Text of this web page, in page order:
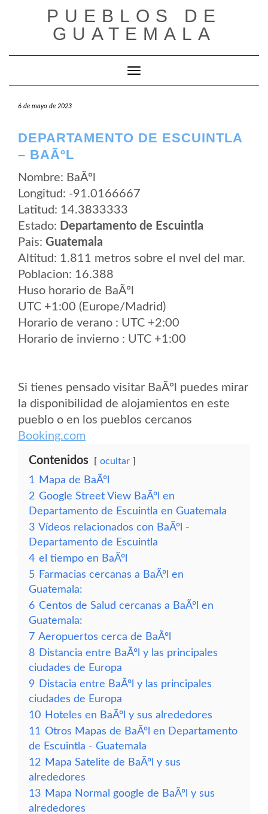
PUEBLOS DE
GUATEMALA
Cambiar modo de navegación
6 de mayo de 2023
DEPARTAMENTO DE ESCUINTLA
– BAÃºL
Nombre: BaÃºl
Longitud: -91.0166667
Latitud: 14.3833333
Estado: Departamento de Escuintla
Pais: Guatemala
Altitud: 1.811 metros sobre el nvel del mar.
Poblacion: 16.388
Huso horario de BaÃºl
UTC +1:00 (Europe/Madrid)
Horario de verano : UTC +2:00
Horario de invierno : UTC +1:00
Si tienes pensado visitar BaÃºl puedes mirar
la disponibilidad de alojamientos en este
pueblo o en los pueblos cercanos
Booking.com
Contenidos ocultar
1
Mapa de BaÃºl
2 Google Street View BaÃºl en
Departamento de Escuintla en Guatemala
3 Vídeos relacionados con BaÃºl -
Departamento de Escuintla
4 el tiempo en BaÃºl
5 Farmacias cercanas a BaÃºl en
Guatemala:
6 Centos de Salud cercanas a BaÃºl en
Guatemala:
7 Aeropuertos cerca de BaÃºl
8 Distancia entre BaÃºl y las principales
ciudades de Europa
9 Distacia entre BaÃºl y las principales
ciudades de Europa
10 Hoteles en BaÃºl y sus alrededores
11 Otros Mapas de BaÃºl en Departamento
de Escuintla - Guatemala
12 Mapa Satelite de BaÃºl y sus
alrededores
13 Mapa Normal google de BaÃºl y sus
alrededores